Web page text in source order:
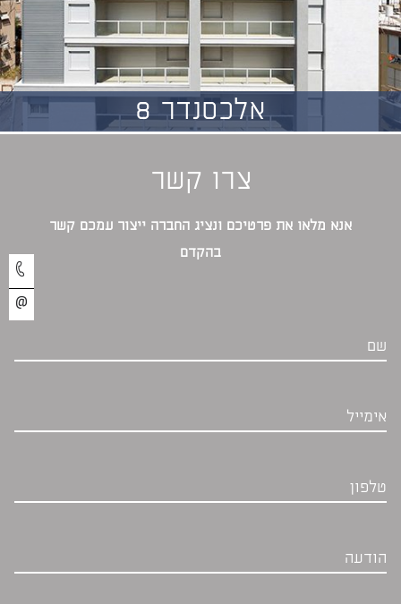
אלכסנדר 8
צרו קשר
אנא מלאו את פרטיכם ונציג החברה ייצור עמכם קשר
בהקדם‎
שם
אימייל
טלפון
הודעה